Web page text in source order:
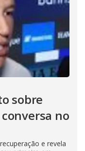
sobre
no
e revela